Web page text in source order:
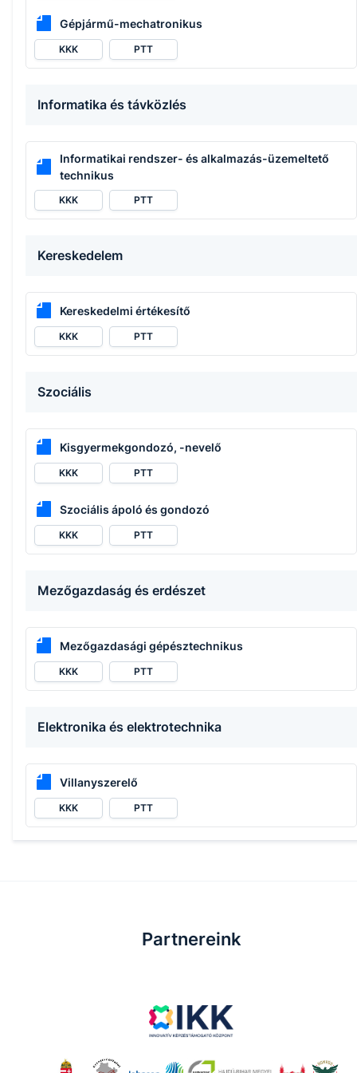
Gépjármű-mechatronikus
KKK PTT
Informatika és távközlés
Informatikai rendszer- és alkalmazás-üzemeltető
technikus
KKK PTT
Kereskedelem
Kereskedelmi értékesítő
KKK PTT
Szociális
Kisgyermekgondozó, -nevelő
KKK PTT
Szociális ápoló és gondozó
KKK PTT
Mezőgazdaság és erdészet
Mezőgazdasági gépésztechnikus
KKK PTT
Elektronika és elektrotechnika
Villanyszerelő
KKK PTT
Partnereink